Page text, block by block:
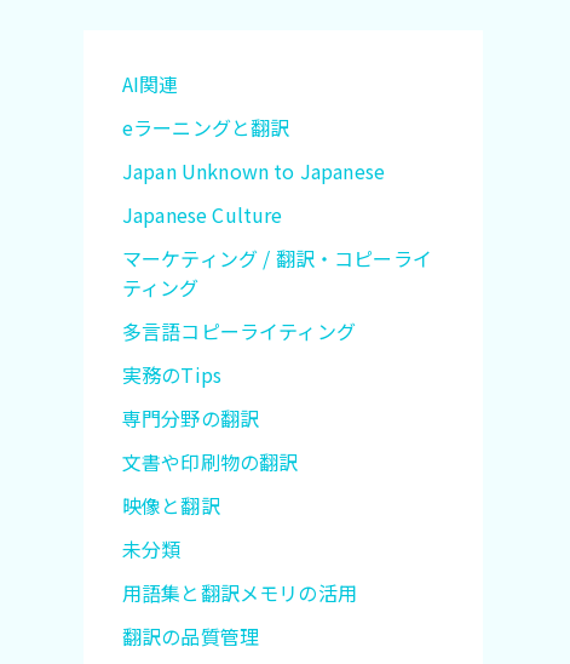
AI関連
eラーニングと翻訳
Japan Unknown to Japanese
Japanese Culture
マーケティング / 翻訳・コピーライ
ティング
多言語コピーライティング
実務のTips
専門分野の翻訳
文書や印刷物の翻訳
映像と翻訳
未分類
用語集と翻訳メモリの活用
翻訳の品質管理